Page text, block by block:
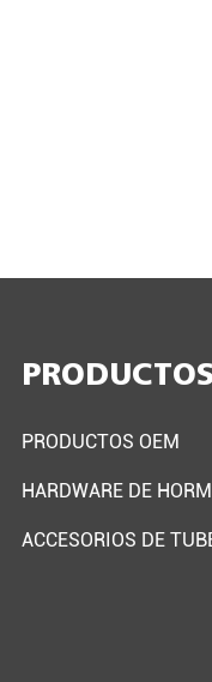
PRODUCTOS
PRODUCTOS OEM
HARDWARE DE
ACCESORIOS DE